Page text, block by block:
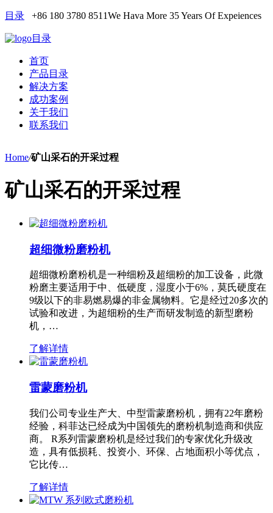
目录 +86 180 3780 8511We Hava More 35 Years Of Expeiences
目录
首页
产品目录
解决方案
成功案例
关于我们
联系我们
Home/矿山采石的开采过程
矿山采石的开采过程
超细微粉磨粉机
超细微粉磨粉机是一种细粉及超细粉的加工设备，此微
粉磨主要适用于中、低硬度，湿度小于6%，莫氏硬度在
9级以下的非易燃易爆的非金属物料。它是经过20多次的
试验和改进，为超细粉的生产而研发制造的新型磨粉
机，…
了解详情
雷蒙磨粉机
我们公司专业生产大、中型雷蒙磨粉机，拥有22年磨粉
经验，科菲达已经成为中国领先的磨粉机制造商和供应
商。 R系列雷蒙磨粉机是经过我们的专家优化升级改
造，具有低损耗、投资小、环保、占地面积小等优点，
它比传…
了解详情